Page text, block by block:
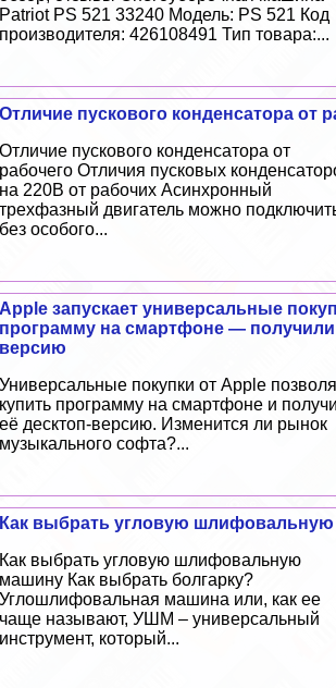
Patriot PS 521 33240 Модель: PS 521 Код
производителя: 426108491 Тип товара:...
Отличие пускового конденсатора от
Отличие пускового конденсатора от
рабочего Отличия пусковых
на 220В от рабочих Асинхронный
трехфазный двигатель можно
без особого...
Apple запускает универсальные
программу на смартфоне —
версию
Универсальные покупки от Apple
купить программу на смартфоне и
её десктоп-версию. Изменится ли рынок
музыкального софта?...
Как выбрать угловую
Как выбрать угловую шлифовальную
машину Как выбрать болгарку?
Углошлифовальная машина или, как ее
чаще называют, УШМ – универсальный
инструмент, который...